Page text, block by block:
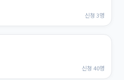
신청 3명
신청 40명